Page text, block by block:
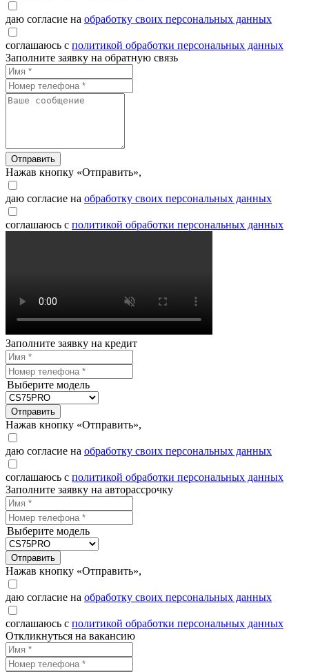
даю согласие на обработку своих персональных данных
соглашаюсь с политикой обработки персональных данных
Заполните заявку на обратную связь
Отправить
Нажав кнопку «Отправить»,
даю согласие на обработку своих персональных данных
соглашаюсь с политикой обработки персональных данных
Заполните заявку на кредит
Выберите модель
Отправить
Нажав кнопку «Отправить»,
даю согласие на обработку своих персональных данных
соглашаюсь с политикой обработки персональных данных
Заполните заявку на авторассрочку
Выберите модель
Отправить
Нажав кнопку «Отправить»,
даю согласие на обработку своих персональных данных
соглашаюсь с политикой обработки персональных данных
Откликнуться на вакансию